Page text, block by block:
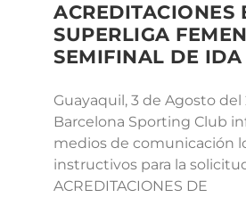
ACREDITACIONES
SUPERLIGA
SEMIFINAL DE
Guayaquil, 3 de Agosto del
Barcelona Sporting Club
medios de comunicación
instructivos para la
ACREDITACIONES DE